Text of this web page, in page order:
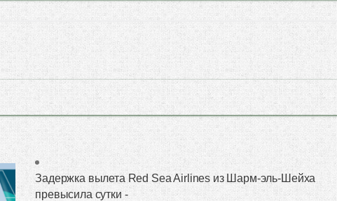
Задержка вылета Red Sea Airlines из Шарм-эль-Шейха
превысила сутки -